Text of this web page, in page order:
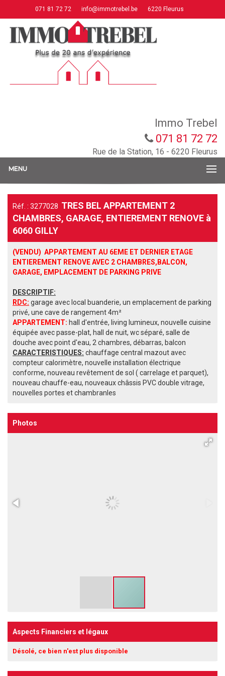
071 81 72 72 info@immotrebel.be 6220 Fleurus
Immo Trebel
071 81 72 72
Rue de la Station, 16 - 6220 Fleurus
MENU
Réf. : 3277028 TRES BEL APPARTEMENT 2
CHAMBRES, GARAGE, ENTIEREMENT RENOVE à
6060 GILLY
(VENDU) APPARTEMENT AU 6EME ET DERNIER ETAGE
ENTIEREMENT RENOVE AVEC 2 CHAMBRES,BALCON,
GARAGE, EMPLACEMENT DE PARKING PRIVE
DESCRIPTIF:
RDC: garage avec local buanderie, un emplacement de parking
privé, une cave de rangement 4m²
APPARTEMENT: hall d'entrée, living lumineux, nouvelle cuisine
équipée avec passe-plat, hall de nuit, wc séparé, salle de
douche avec point d'eau, 2 chambres, débarras, balcon
CARACTERISTIQUES: chauffage central mazout avec
compteur calorimètre, nouvelle installation électrique
conforme, nouveau revêtement de sol ( carrelage et parquet),
nouveau chauffe-eau, nouveaux châssis PVC double vitrage,
nouvelles portes et chambranles
Photos
Aspects Financiers et légaux
Désolé, ce bien n'est plus disponible